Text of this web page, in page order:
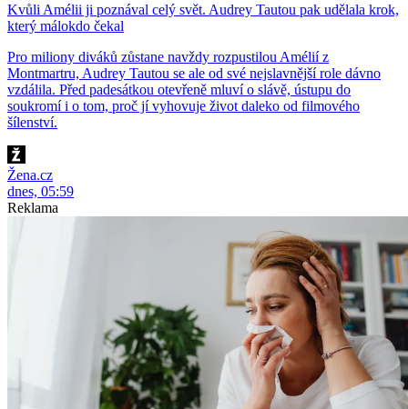
Kvůli Amélii ji poznával celý svět. Audrey Tautou pak udělala krok,
který málokdo čekal
Pro miliony diváků zůstane navždy rozpustilou Amélií z
Montmartru, Audrey Tautou se ale od své nejslavnější role dávno
vzdálila. Před padesátkou otevřeně mluví o slávě, ústupu do
soukromí i o tom, proč jí vyhovuje život daleko od filmového
šílenství.
Žena.cz
dnes, 05:59
Reklama